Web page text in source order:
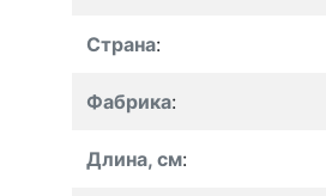
Страна:
Фабрика:
Длина, см: